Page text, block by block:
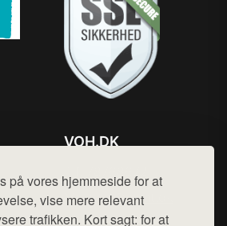
på vores hjemmeside for at
vise mere relevant
trafikken. Kort sagt: for at
VOH.DK
Mail: hej@want.dk